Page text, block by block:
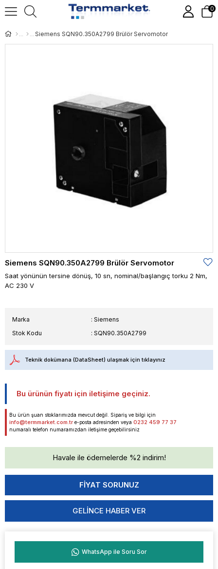
0
Siemens SQN90.350A2799 Brülör Servomotor
Siemens SQN90.350A2799 Brülör Servomotor
Saat yönünün tersine dönüş, 10 sn, nominal/başlangıç ​​torku 2 Nm,
AC 230 V
Marka : Siemens
Stok Kodu
SQN90.350A2799
Teknik dokümana (DataSheet) ulaşmak için tıklayınız
Bu ürünün fiyatı için iletişime geçiniz.
Bu ürün şuan stoklarımızda mevcut değil. Sipariş ve bilgi için
info@termmarket.com.tr e-posta adresinden veya 0232 459 77 37
numaralı telefon numaramızdan iletişime geçebilirsiniz
Havale ile ödemelerde %2 indirim!
GELINCE HABER VER
WhatsApp ile Soru Sor